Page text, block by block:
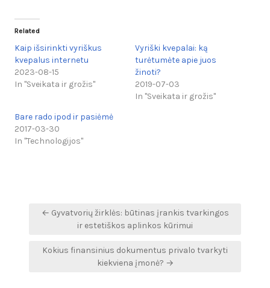
Related
Kaip išsirinkti vyriškus
kvepalus internetu
2023-08-15
In "Sveikata ir grožis"
Vyriški kvepalai: ką
turėtumėte apie juos
žinoti?
2019-07-03
In "Sveikata ir grožis"
Bare rado ipod ir pasiėmė
2017-03-30
In "Technologijos"
Navigacija
← Gyvatvorių žirklės: būtinas įrankis tvarkingos
ir estetiškos aplinkos kūrimui
Kokius finansinius dokumentus privalo tvarkyti
kiekviena įmonė? →